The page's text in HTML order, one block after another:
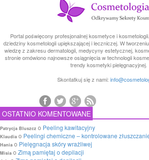
Portal poświęcony profesjonalnej kosmetyce i
dziedziny kosmetologii upiększającej i leczniczej. W
wiedzę z zakresu dermatologii, medycyny estetycznej,
stronie omówiono najnowsze osiągnięcia w technologii
trendy kosmetyki pielęgnacyjnej.
Skontatkuj się z nami:
OSTATNIO KOMENTOWANE
Patrycja Bluszcz o Peeling kawitacyjny
Klaudia o Peelingi chemiczne – kontrolowane
Hania o Pielęgnacja skóry wrażliwej
Misia o Zimą pamiętaj o depilacji